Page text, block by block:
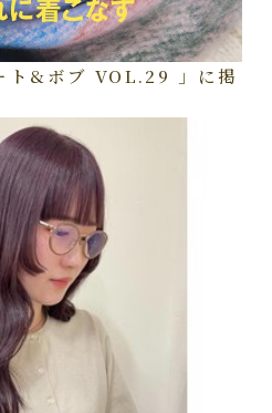
ト&ボブ VOL.29 」に掲